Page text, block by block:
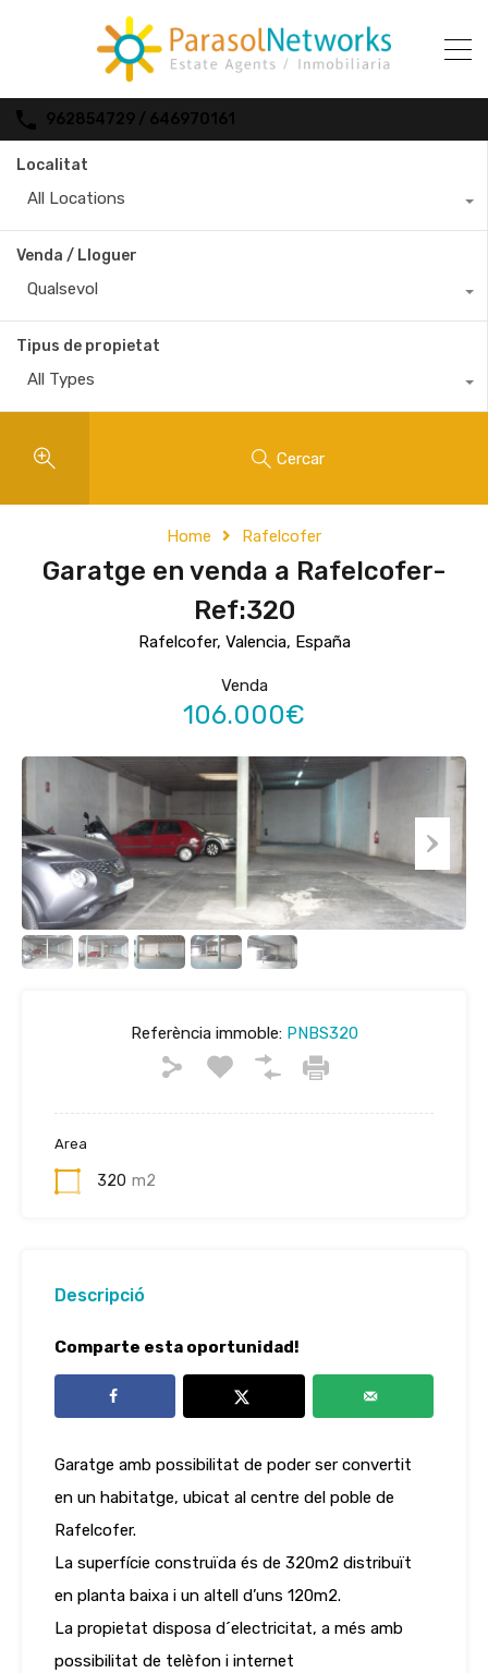
962854729 / 646970161
Localitat
All Locations
Venda / Lloguer
Qualsevol
Tipus de propietat
All Types
Cercar
Home Rafelcofer
Garatge en venda a Rafelcofer-
Ref:320
Rafelcofer, Valencia, España
Venda
106.000€
Referència immoble:PNBS320
Area
320 m2
Descripció
Comparte esta oportunidad!
Garatge amb possibilitat de poder ser convertit
en un habitatge, ubicat al centre del poble de
Rafelcofer.
La superfície construïda és de 320m2 distribuït
en planta baixa i un altell d’uns 120m2.
La propietat disposa d´electricitat, a més amb
possibilitat de telèfon i internet